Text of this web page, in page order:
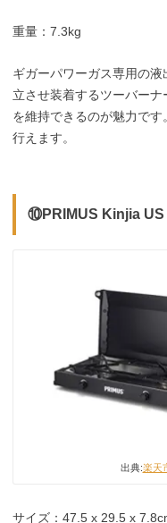
重量：7.3kg
ギガーパワーガス専用の
立させ装着するツーバー
を維持できるのが魅力で
行えます。
⑩PRIMUS KinjiaUS
出典:楽天
サイズ：47.5 x 29.5 x